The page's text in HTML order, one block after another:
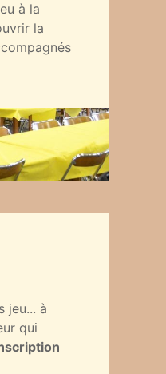
à la
la
jeu... à
qui